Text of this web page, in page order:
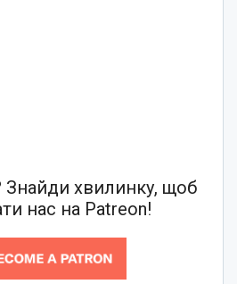
Знайди хвилинку, щоб
нас на Patreon!